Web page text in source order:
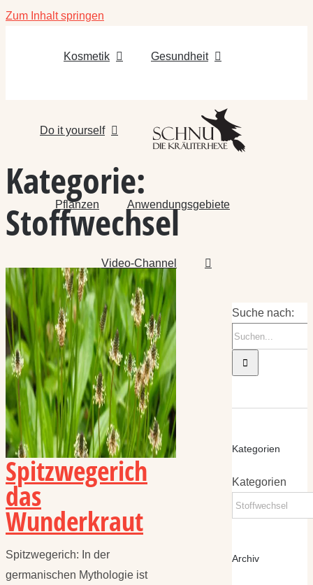
Zum Inhalt springen
Kosmetik Gesundheit
Do it yourself
Pflanzen Anwendungsgebiete
Video-Channel
Kategorie:
Stoffwechsel
Spitzwegerich
das
Wunderkraut
Spitzwegerich: In der
germanischen Mythologie ist
Suche nach:
Kategorien
Kategorien
Archiv